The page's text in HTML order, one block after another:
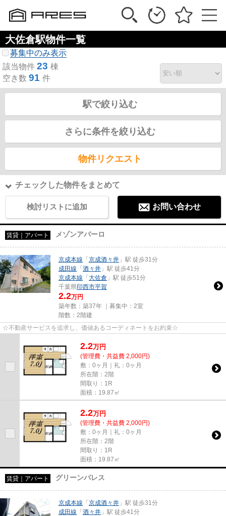
大佐倉駅物件一覧
募集中のみ表示
該当物件 23 棟
空き数 91 件
駅で絞り込む
さらに条件を絞り込む
物件リクエスト
チェックした物件をまとめて
検討リストに追加 お問い合わせ
賃貸｜アパート メゾンアバーロ
京成本線 「京成酒々井 」駅 徒歩31分
成田線 「酒々井 」駅 徒歩41分
京成本線 「大佐倉 」駅 徒歩51分
千葉県印西市平賀
2.2万円
築年数：築37年 ｜募集中： 2室
階数：2階建
☆不動産サービスを追求し、価値あるコーディネートをお約束☆
2.2万円
(管理費・共益費 2,000円)
敷：0ヶ月｜礼：0ヶ月
所在階：2階
間取り：1R
面積：19.87㎡
2.2万円
(管理費・共益費 2,000円)
敷：0ヶ月｜礼：0ヶ月
所在階：2階
間取り：1R
面積：19.87㎡
賃貸｜アパート グリーンパレス
京成本線 「京成酒々井 」駅 徒歩31分
成田線 「酒々井 」駅 徒歩41分